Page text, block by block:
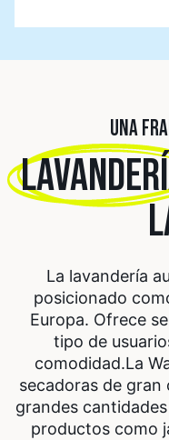
UNA
La lavandería
posicionado
Europa. Ofrece
tipo de
comodidad.La
secadoras de gran
grandes
productos como